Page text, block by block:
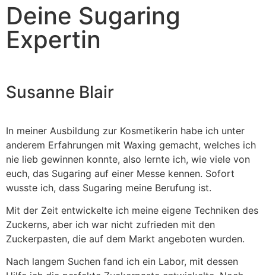
Deine Sugaring
Expertin
Susanne Blair
In meiner Ausbildung zur Kosmetikerin habe ich unter
anderem Erfahrungen mit Waxing gemacht, welches ich
nie lieb gewinnen konnte, also lernte ich, wie viele von
euch, das Sugaring auf einer Messe kennen. Sofort
wusste ich, dass Sugaring meine Berufung ist.
Mit der Zeit entwickelte ich meine eigene Techniken des
Zuckerns, aber ich war nicht zufrieden mit den
Zuckerpasten, die auf dem Markt angeboten wurden.
Nach langem Suchen fand ich ein Labor, mit dessen